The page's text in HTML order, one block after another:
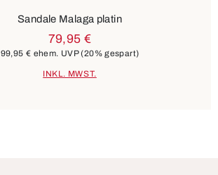
Sandale Malaga platin
79,95 €
99,95 € ehem. UVP(20% gespart)
INKL. MWST.